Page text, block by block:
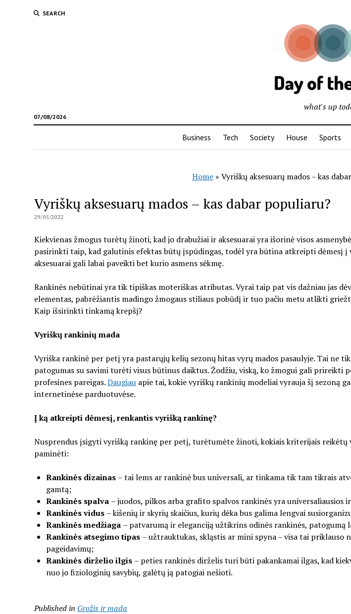
SEARCH
07/08/2026
what's up
Business Tech Society House Sports
Home» Vyriškų aksesuarų mados – kas
Vyriškų aksesuarų mados – kas dabar populiaru?
29/05/2022
Kiekvienas žmogus turėtų žinoti, kad jo drabužiai ir aksesuarai yra išorinė visos
pasirinkti taip, kad galutinis efektas būtų įspūdingas, todėl yra būtina atkreipti dėmesį į
aksesuarai gali labai paveikti bet kurio asmens sėkmę.
Rankinės nebūtinai yra tik tipiškas moteriškas atributas. Vyrai taip pat vis dažniau jas
elementas, pabrėžiantis madingo žmogaus stiliaus pobūdį ir tuo pačiu metu atlikti
Kaip išsirinkti tinkamą krepšį?
Vyriškų rankinių mada
Vyriška rankinė per petį yra pastarųjų kelių sezonų hitas vyrų mados pasaulyje. Tai ne
patogumas su savimi turėti visus būtinus daiktus. Žodžiu, viską, ko žmogui gali prireikti
profesines pareigas.Daugiauapie tai, kokie vyriškų rankinių modeliai vyrauja šį sezoną
internetinėse parduotuvėse.
Į ką atkreipti dėmesį, renkantis vyrišką rankinę?
Nusprendus įsigyti vyrišką rankinę per petį, turėtumėte žinoti, kokiais kriterijais reikėtų
paminėti:
Rankinės dizainas – tai lems ar rankinė bus universali, ar tinkama tik tam tikrais
gamtą;
Rankinės spalva – juodos, pilkos arba grafito spalvos rankinės yra universaliausios
Rankinės vidus – kišenių ir skyrių skaičius, kurių dėka bus galima lengvai
Rankinės medžiaga – patvarumą ir eleganciją užtikrins odinės rankinės, patogumą
Rankinės atsegimo tipas – užtrauktukas, skląstis ar mini spyna – visa tai priklauso
pageidavimų;
Rankinės dirželio ilgis – peties rankinės dirželis turi būti pakankamai ilgas, kad
nuo jo fiziologinių savybių, galėtų ją patogiai nešioti.
Published in Grožis ir mada